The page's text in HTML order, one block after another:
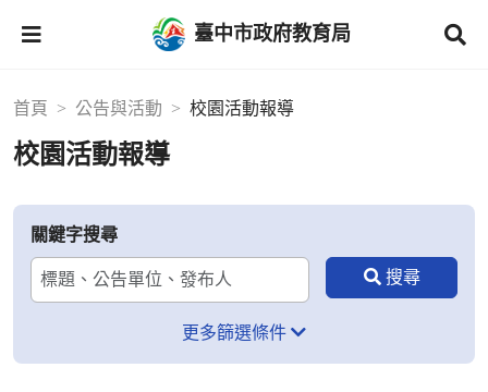
臺中市政府教育局
首頁 公告與活動 校園活動報導
校園活動報導
關鍵字搜尋
更多篩選條件